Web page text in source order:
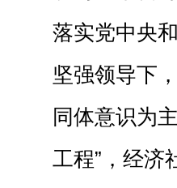
落实党中央
坚强领导下
同体意识为
工程”，经济